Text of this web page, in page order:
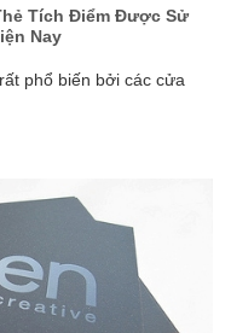
Tích Điểm Được Sử
Nay
phổ biến bởi các cửa